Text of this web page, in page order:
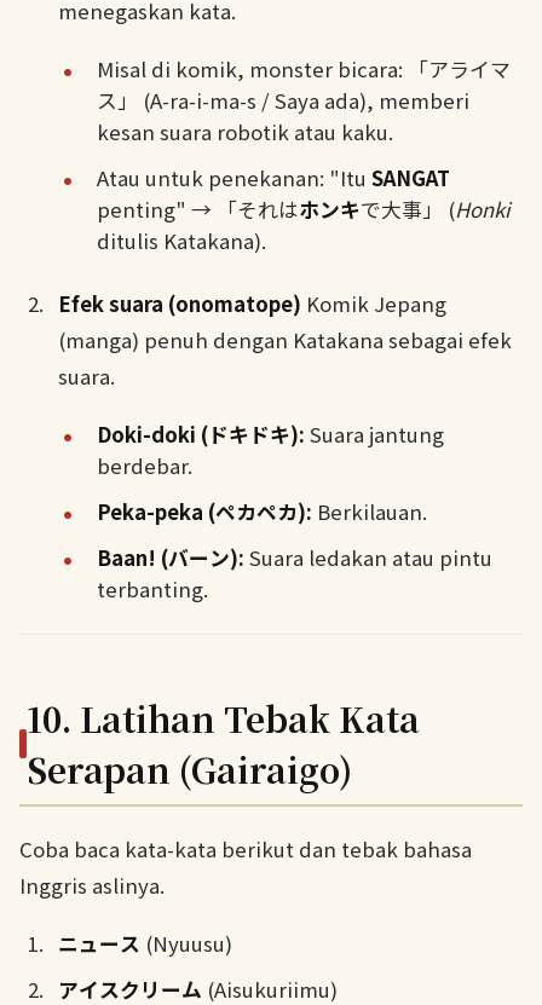
menegaskan kata.
Misal di komik, monster bicara: 「アライマ
ス」 (A-ra-i-ma-s / Saya ada), memberi
kesan suara robotik atau kaku.
Atau untuk penekanan: "Itu SANGAT
penting" → 「それはホンキで大事」 (Honki
ditulis Katakana).
Efek suara (onomatope) Komik Jepang
(manga) penuh dengan Katakana sebagai efek
suara.
Doki-doki (ドキドキ): Suara jantung
berdebar.
Peka-peka (ペカペカ): Berkilauan.
Baan! (バーン): Suara ledakan atau pintu
terbanting.
10. Latihan Tebak Kata
Serapan (Gairaigo)
Coba baca kata-kata berikut dan tebak bahasa
Inggris aslinya.
ニュース (Nyuusu)
アイスクリーム (Aisukuriimu)